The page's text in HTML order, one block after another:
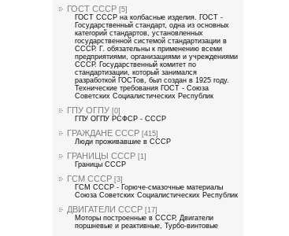
ГОСТ СССР [5]
ГОСТ СССР на колбасные изделия. ГОСТ -
Государственный стандарт, одна из основных
категорий стандартов, установленных
государственной системой стандартизации в
СССР. Г. обязательны к применению всеми
предприятиями, организациями и учреждениями
СССР. Государственный комитет по
стандартизации, который занимался
разработкой ГОСТов, был создан в 1925 году.
Технические требования ГОСТ - Союза
Советских Социалистических Республик
ГПУ ОГПУ [0]
ГПУ ОГПУ РСФСР - СССР
ГРАЖДАНЕ СССР [415]
Люди проживавшие в СССР
ГРАНИЦЫ СССР [1]
Границы СССР
ГСМ СССР [3]
ГСМ СССР - Горюче-смазочные материалы
Союза Советских Социалистических Республик
ДВИГАТЕЛИ СССР [17]
Моторы построенные в СССР, Двигатели
поршневые и реактивные, Турбо-винтовые